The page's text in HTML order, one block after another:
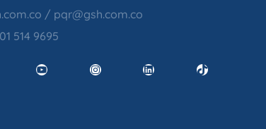
/ pqr@gsh.com.co
514 9695
YouTube InstagramLinkedIn TikTok